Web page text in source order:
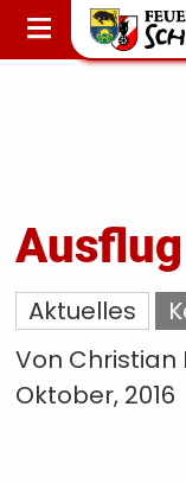
STARTSEITE
AKTUELLES
Aktuelles
Von Christian
Oktober, 2016